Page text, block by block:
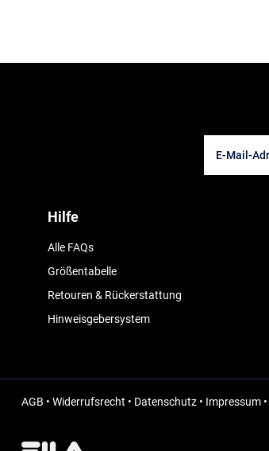
Hilfe
Alle FAQs
Größentabelle
Retouren & Rückerstattung
Hinweisgebersystem
AGB • Widerrufsrecht • Datenschutz• Impressum•